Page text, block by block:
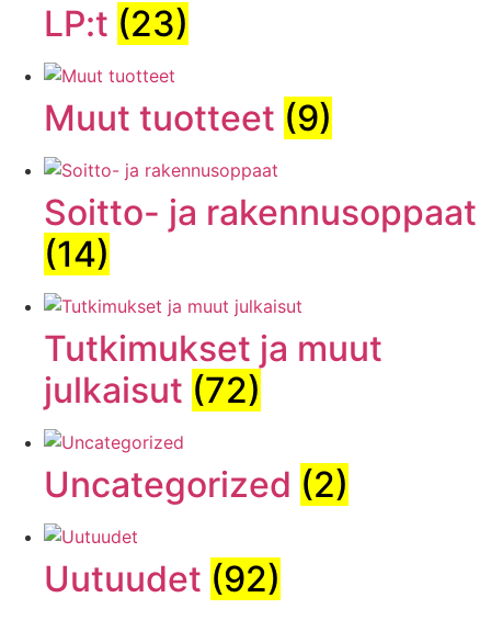
LP:t (23)
Muut tuotteet (9)
Soitto- ja rakennusoppaat
(14)
Tutkimukset ja muut
julkaisut (72)
Uncategorized (2)
Uutuudet (92)